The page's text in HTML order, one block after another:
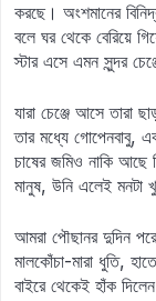
করছে। অংশমানের
বলে ঘর থেকে বেরিয়ে
স্টার এসে এমন সুন্দর
যারা চেঞ্জে আসে তারা
তার মধ্যে গোপেনবাবু,
চাষের জমিও নাকি আছে
মানুষ, উনি এলেই মনটা
আমরা পৌছানর দুদিন
মালকোঁচা-মারা ধুতি,
বাইরে থেকেই হাঁক